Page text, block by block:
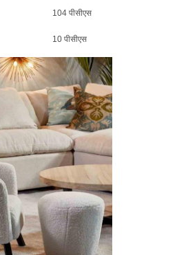
104 पीसीएस
10 पीसीएस